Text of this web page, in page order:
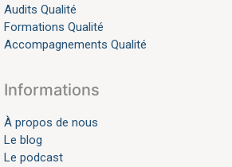
Audits Qualité
Formations Qualité
Accompagnements Qualité
Informations
À propos de nous
Le blog
Le podcast